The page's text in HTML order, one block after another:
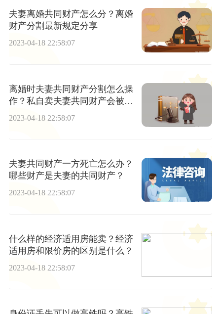
夫妻离婚共同财产怎么分？离婚
财产分割最新规定分享
2023-04-18 22:58:07
离婚时夫妻共同财产分割怎么操
作？私自卖夫妻共同财产会被判
2023-04-18 22:58:07
夫妻共同财产一方死亡怎么办？
哪些财产是夫妻的共同财产？
2023-04-18 22:58:07
什么样的经济适用房能卖？经济
适用房和限价房的区别是什么？
2023-04-18 22:58:07